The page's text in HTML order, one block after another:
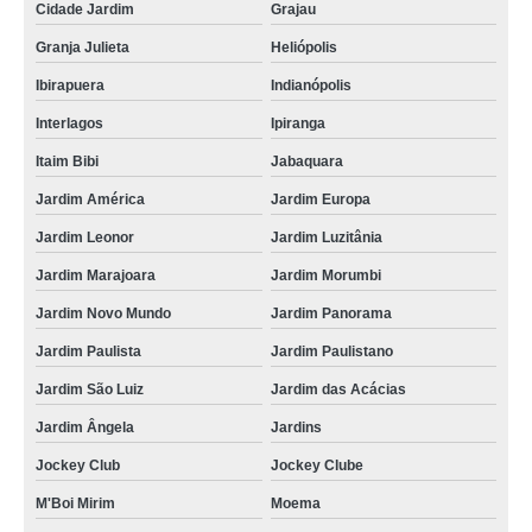
cartão em pvc personalizado Parque Anhembi
cartão de pvc personalizado preço Vila Chica Luíza
cartão de visita em pvc preço Jardim Guedala
empresa que faz cartão de acesso pvc Raposo Tavares
onde comprar cartão de pvc personalizado Jardim Marajoara
cartão de visita pvc preço Lauzane Paulista
onde comprar cartão pvc Mooca
onde comprar cartão fidelidade pvc Riviera de São Lourenço
cartão pvc personalizado preço Jardim Bonfiglioli
empresa que faz cartão pvc personalizado Hortolândia
onde comprar cartão pvc personalizado Piracicaba
Cidade Jardim Grajau
Granja Julieta Heliópolis
Ibirapuera Indianópolis
Interlagos Ipiranga
Itaim Bibi Jabaquara
Jardim América Jardim Europa
Jardim Leonor Jardim Luzitânia
Jardim Marajoara Jardim Morumbi
Jardim Novo Mundo Jardim Panorama
Jardim Paulista Jardim Paulistano
Jardim São Luiz Jardim das Acácias
Jardim Ângela Jardins
Jockey Club Jockey Clube
M'Boi Mirim Moema